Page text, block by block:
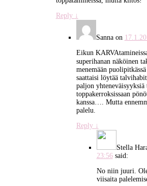
Reply ↓
Sannaon
Eikun
superihanan näköinen
menemään
saattaisi löytää
paljon yhteneväisyyksiä
toppakerroksissaan
kanssa…. Mutta
palelu.
Reply ↓
Stella
23:56 said:
No niin juuri.
viisaita